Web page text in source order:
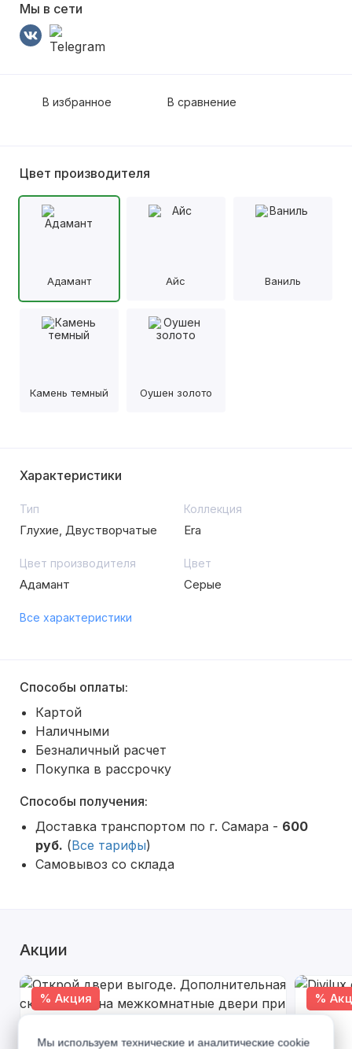
Мы в сети
В избранное В сравнение
Цвет производителя
Адамант Айс Ваниль
Камень темный Оушен золото
Характеристики
Тип
Глухие, Двустворчатые
Коллекция
Era
Цвет производителя
Адамант
Цвет
Серые
Все характеристики
Способы оплаты:
Картой
Наличными
Безналичный расчет
Покупка в рассрочку
Способы получения:
Доставка транспортом по г. Самара - 600
руб. (Все тарифы)
Самовывоз со склада
Акции
% Акция %
Мы используем технические и аналитические cookie